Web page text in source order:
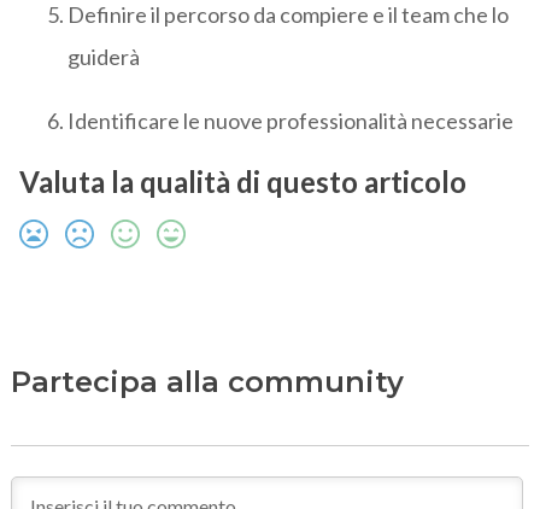
Definire il percorso da compiere e il team che lo
guiderà
Identificare le nuove professionalità necessarie
Valuta la qualità di questo articolo
Partecipa alla community